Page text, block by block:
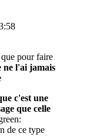
pour faire
ne l'ai jamais
c'est une
que celle
de ce type